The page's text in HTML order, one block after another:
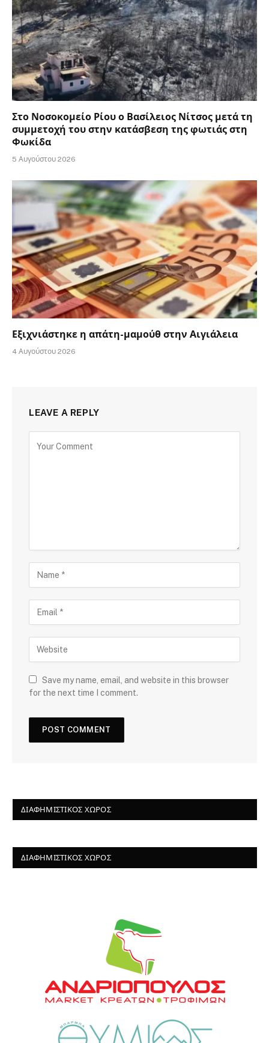
Στο Νοσοκομείο Ρίου ο Βασίλειος Νίτσος μετά τη
συμμετοχή του στην κατάσβεση της φωτιάς στη
Φωκίδα
5 Αυγούστου 2026
Εξιχνιάστηκε η απάτη-μαμούθ στην Αιγιάλεια
4 Αυγούστου 2026
LEAVE A REPLY
Save my name, email, and website in this browser
for the next time I comment.
ΔΙΑΦΗΜΙΣΤΙΚΌΣ ΧΏΡΟΣ
ΔΙΑΦΗΜΙΣΤΙΚΌΣ ΧΏΡΟΣ